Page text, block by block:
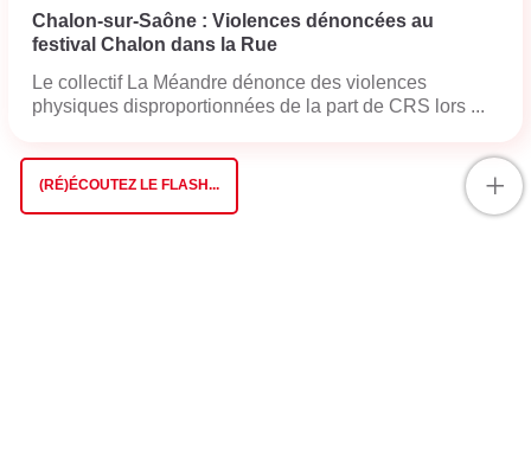
Chalon-sur-Saône : Violences dénoncées au
festival Chalon dans la Rue
Le collectif La Méandre dénonce des violences
physiques disproportionnées de la part de CRS lors ...
(RÉ)ÉCOUTEZ LE FLASH... +